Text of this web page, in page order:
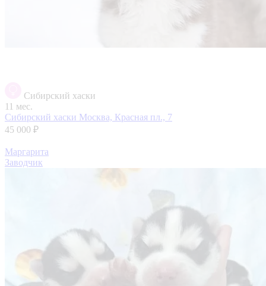
Сибирский хаски
11 мес.
Сибирский хаски Москва, Красная пл., 7
45 000 ₽
Маргарита
Заводчик